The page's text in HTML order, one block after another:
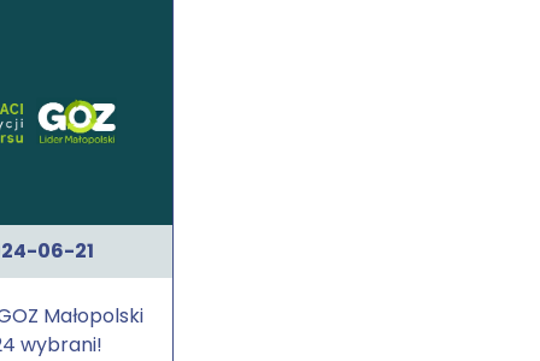
06-21
Małopolski
wybrani!